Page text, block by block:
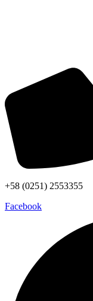
+58 (0251) 2553355
Facebook